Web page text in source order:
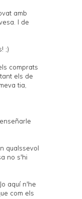
amb
I de
;)
comprats
els de
tia,
qualssevol
no s'hi
aquí n'he
com els